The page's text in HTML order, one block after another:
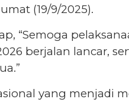
(19/9/2025).
“Semoga
berjalan lancar,
yang menjadi